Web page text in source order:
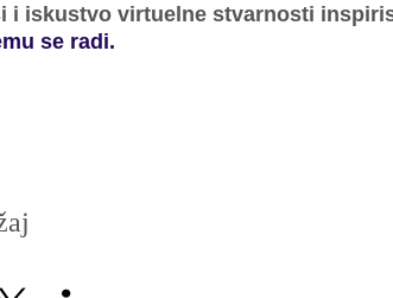
i iskustvo virtuelne stvarnosti
se radi.